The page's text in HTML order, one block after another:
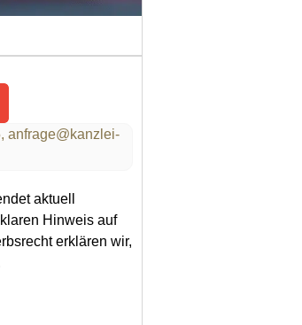
anfrage@kanzlei-
aktuell
Hinweis auf
erklären wir,